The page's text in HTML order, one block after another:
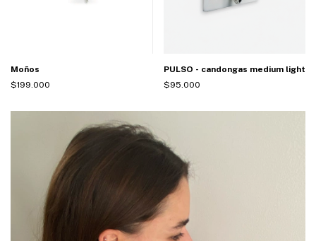
Moños
$199.000
PULSO - candongas medium light
$95.000